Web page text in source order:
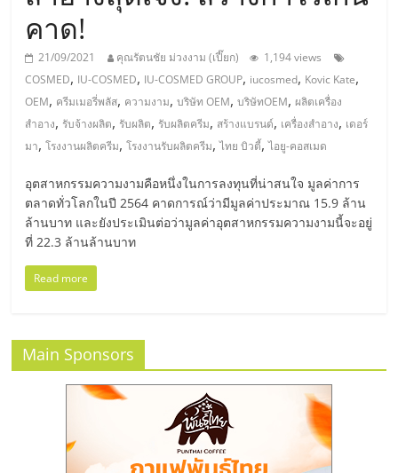
ส
เอ็
มอี
ไทย,
SMEs,
แฟ
ไชส์,
คาด!
21/09/2021 คุณรัตนชัย ม่วงงาม (เปี๊ยก)
1,194 views
COSMED, IU-COSMED, IU-COSMED GROUP, iucosmed, Kovic Kate,
OEM, ครีมเมอรี่พลัส, ความงาม,บริษัท OEM,บริษัทOEM,ผลิตเครื่อง
สำอาง, รับจ้างผลิต, รับผลิต, รับผลิตครีม, สร้างแบรนด์, เครื่องสำอาง, เดอร์
มา,โรงงานผลิตครีม,โรงงานรับผลิตครีม,ไทย บิวตี้,ไอยู-คอสเมด
อุตสาหกรรมความงามคือหนึ่งในการลงทุนที่น่าสนใจ มูลค่าการ
ตลาดทั่วโลกในปี 2564 คาดการณ์ว่ามีมูลค่าประมาณ 15.9 ล้าน
ล้านบาท และยังประเมินต่อว่ามูลค่าอุตสาหกรรมความงามนี้จะอยู่
ที่ 22.3 ล้านล้านบาท
Read more
Main Sponsors